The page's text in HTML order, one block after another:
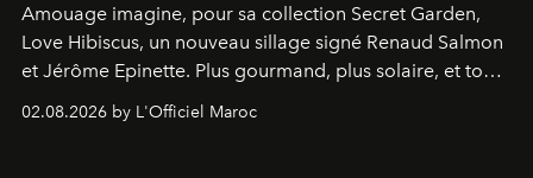
Amouage imagine, pour sa collection Secret Garden,
Love Hibiscus, un nouveau sillage signé Renaud Salmon
et Jérôme Epinette. Plus gourmand, plus solaire, et tout
à fait irrésistible.
02.08.2026 by L'Officiel Maroc